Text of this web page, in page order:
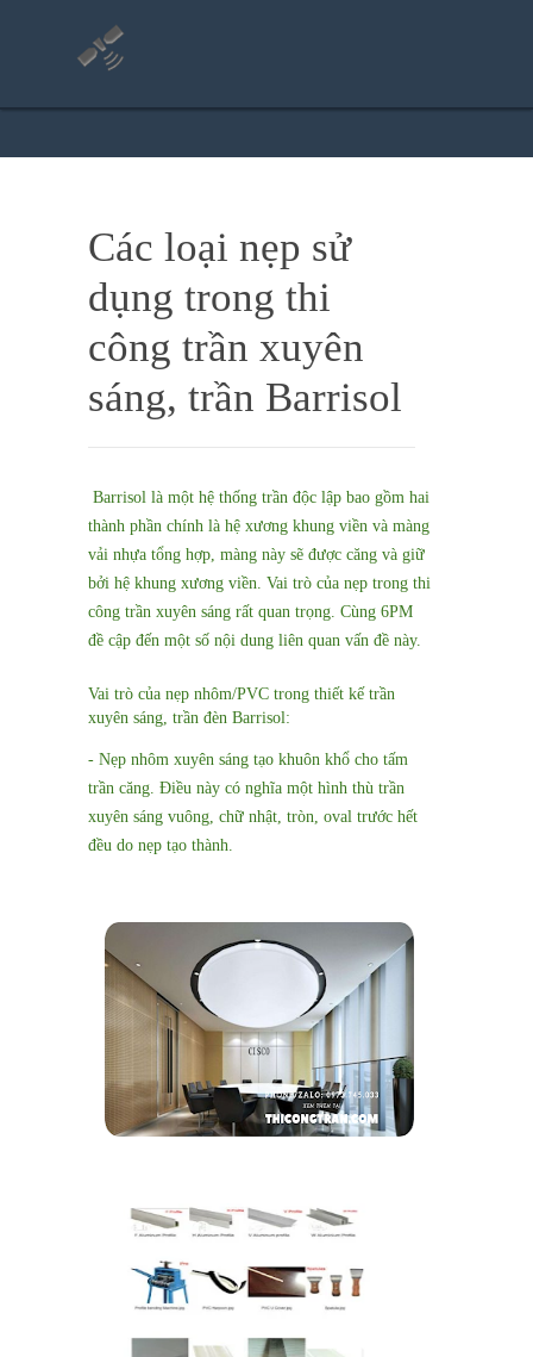
Các loại nẹp sử
dụng trong thi
công trần xuyên
sáng, trần Barrisol
Barrisol là một hệ thống trần độc lập bao gồm hai
thành phần chính là hệ xương khung viền và màng
vải nhựa tổng hợp, màng này sẽ được căng và giữ
bởi hệ khung xương viền. Vai trò của nẹp trong thi
công trần xuyên sáng rất quan trọng. Cùng 6PM
đề cập đến một số nội dung liên quan vấn đề này.
Vai trò của nẹp nhôm/PVC trong thiết kế trần
xuyên sáng, trần đèn Barrisol:
- Nẹp nhôm xuyên sáng tạo khuôn khổ cho tấm
trần căng. Điều này có nghĩa một hình thù trần
xuyên sáng vuông, chữ nhật, tròn, oval trước hết
đều do nẹp tạo thành.